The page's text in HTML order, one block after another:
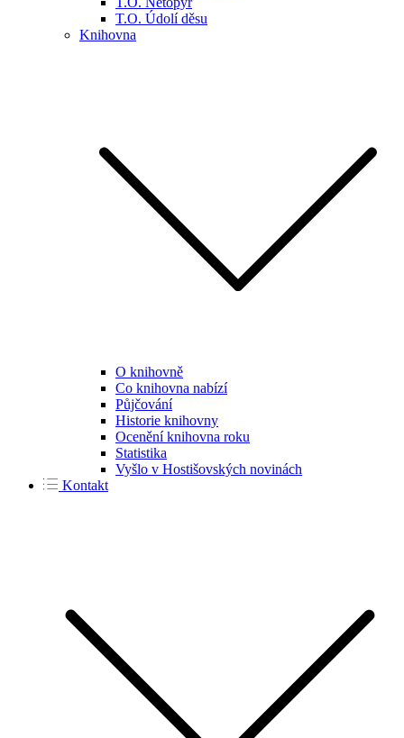
T.O. Údolí děsu
Knihovna
O knihovně
Co knihovna nabízí
Půjčování
Historie knihovny
Ocenění knihovna roku
Statistika
Vyšlo v Hostišovských novinách
Kontakt